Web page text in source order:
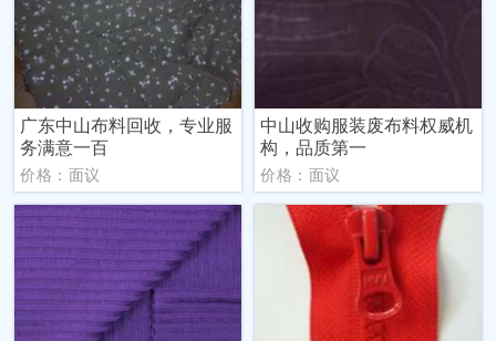
广东中山布料回收，专业服
务满意一百
价格：面议
中山收购服装废布料权威机
构，品质第一
价格：面议